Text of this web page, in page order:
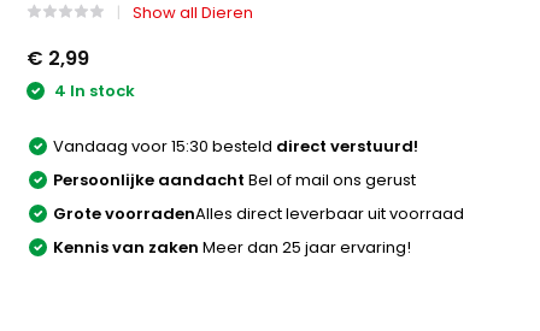
Show all Dieren
€ 2,99
4 In stock
Vandaag voor 15:30 besteld direct verstuurd!
Persoonlijke aandacht Bel of mail ons gerust
Grote voorradenAlles direct leverbaar uit voorraad
Kennis van zaken Meer dan 25 jaar ervaring!